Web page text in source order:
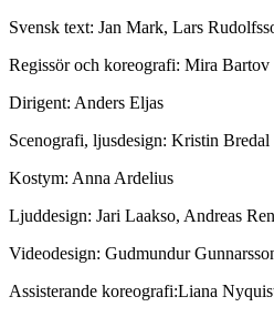
Svensk text: Jan Mark, Lars
Regissör och koreografi: Mira Bartov
Dirigent: Anders Eljas
Scenografi, ljusdesign: Kristin Bredal
Kostym: Anna Ardelius
Ljuddesign: Jari Laakso, Andreas
Videodesign: Gudmundur
Assisterande koreografi:Liana